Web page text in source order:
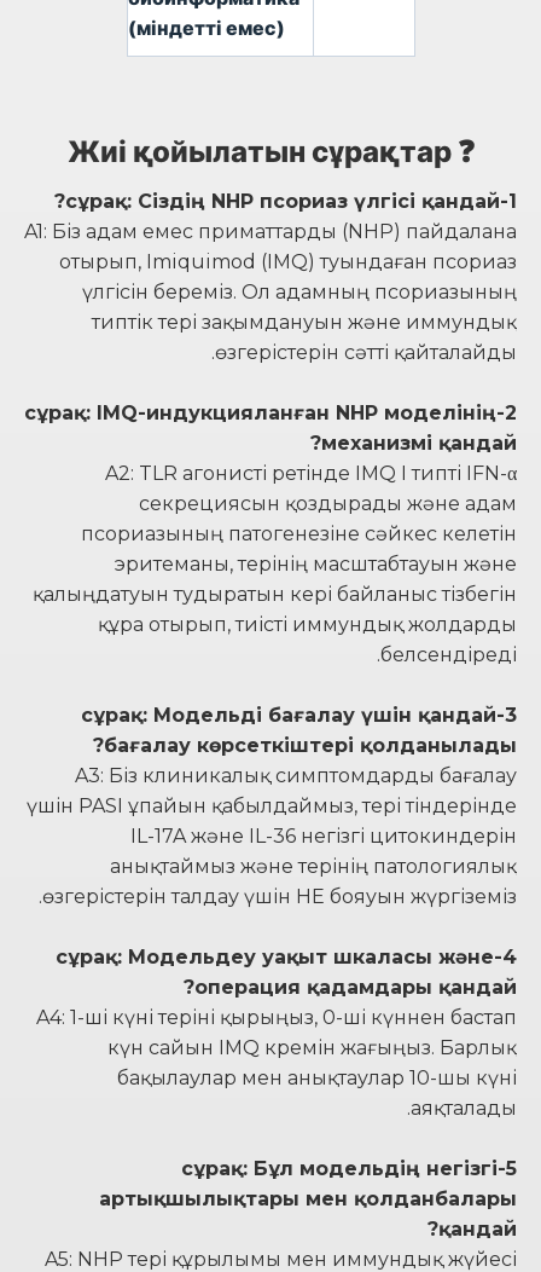
(міндетті емес)
❓ Жиі қойылатын сұрақтар
1-сұрақ: Сіздің NHP псориаз үлгісі қандай?
A1: Біз адам емес приматтарды (NHP) пайдалана
отырып, Imiquimod (IMQ) туындаған псориаз
үлгісін береміз. Ол адамның псориазының
типтік тері зақымдануын және иммундық
өзгерістерін сәтті қайталайды.
2-сұрақ: IMQ-индукцияланған NHP моделінің
механизмі қандай?
A2: TLR агонисті ретінде IMQ I типті IFN-α
секрециясын қоздырады және адам
псориазының патогенезіне сәйкес келетін
эритеманы, терінің масштабтауын және
қалыңдатуын тудыратын кері байланыс тізбегін
құра отырып, тиісті иммундық жолдарды
белсендіреді.
3-сұрақ: Модельді бағалау үшін қандай
бағалау көрсеткіштері қолданылады?
A3: Біз клиникалық симптомдарды бағалау
үшін PASI ұпайын қабылдаймыз, тері тіндерінде
IL-17A және IL-36 негізгі цитокиндерін
анықтаймыз және терінің патологиялық
өзгерістерін талдау үшін HE бояуын жүргіземіз.
4-сұрақ: Модельдеу уақыт шкаласы және
операция қадамдары қандай?
A4: 1-ші күні теріні қырыңыз, 0-ші күннен бастап
күн сайын IMQ кремін жағыңыз. Барлық
бақылаулар мен анықтаулар 10-шы күні
аяқталады.
5-сұрақ: Бұл модельдің негізгі
артықшылықтары мен қолданбалары
қандай?
A5: NHP тері құрылымы мен иммундық жүйесі